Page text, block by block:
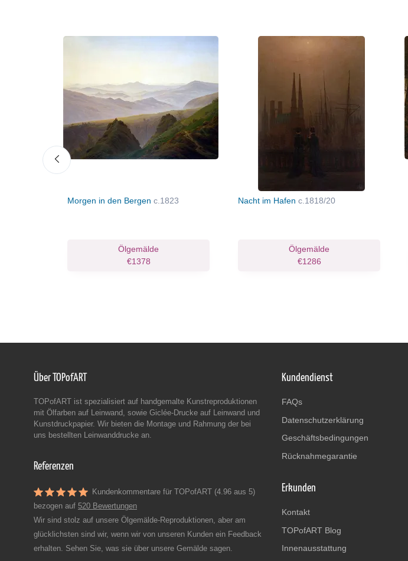
Morgen in den Bergen c.1823
Ölgemälde
€1378
Nacht im Hafen c.1818/20
Ölgemälde
€1286
Über TOPofART
TOPofART ist spezialisiert auf handgemalte Kunstreproduktionen
mit Ölfarben auf Leinwand, sowie Giclée-Drucke auf Leinwand und
Kunstdruckpapier. Wir bieten die Montage und Rahmung der bei
uns bestellten Leinwanddrucke an.
Referenzen
Kundenkommentare für TOPofART (4.96 aus 5)
bezogen auf 520 Bewertungen
Wir sind stolz auf unsere Ölgemälde-Reproduktionen, aber am
glücklichsten sind wir, wenn wir von unseren Kunden ein Feedback
erhalten. Sehen Sie, was sie über unsere Gemälde sagen.
Kundendienst
FAQs
Datenschutzerklärung
Geschäftsbedingungen
Rücknahmegarantie
Erkunden
Kontakt
TOPofART Blog
Innenausstattung